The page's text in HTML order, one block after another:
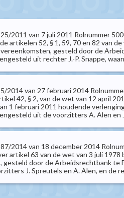
2011 van 7 juli 2011 Rolnummer
artikelen 52, § 1, 59, 70 en 82 van
gesteld door de
uit rechter J.-P. Snappe,
2014 van 27 februari 2014
42, § 2, van de wet van 12 april
1 februari 2011 houdende
uit de voorzitters A. Alen en
2014 van 18 december 2014
artikel 63 van de wet van 3 juli
gesteld door de Arbeidsrechtbank te
J. Spreutels en A. Alen, en de